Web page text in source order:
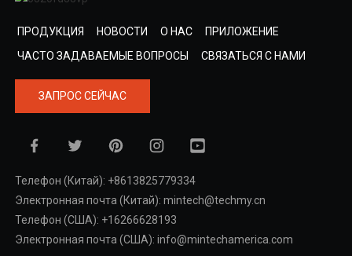
ПРОДУКЦИЯ НОВОСТИ О НАС
ПРИЛОЖЕНИЕ
ЧАСТО ЗАДАВАЕМЫЕ ВОПРОСЫ
СВЯЗАТЬСЯ С НАМИ
ЗАПРОС СЕЙЧАС
Телефон (Китай): +8613825779334
Электронная почта (Китай): mintech@techmy.cn
Телефон (США): +16266628193
Электронная почта (США): info@mintechamerica.com